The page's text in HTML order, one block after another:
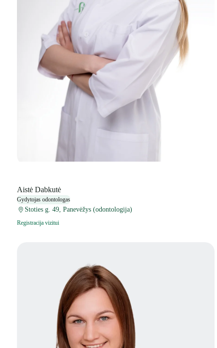
Aistė Dabkutė
Gydytojas odontologas
Stoties g. 49, Panevėžys (odontologija)
Registracija vizitui